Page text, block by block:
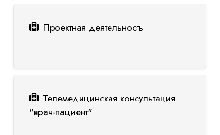
Проектная деятельность
Телемедицинская консультация
"врач-пациент"